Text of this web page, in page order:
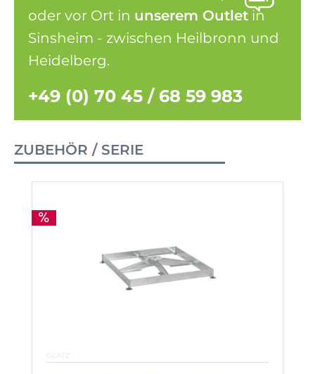
oder vor Ort in unserem Outlet in
Sinsheim - zwischen Heilbronn und
Heidelberg.
+49 (0) 70 45 / 68 59 983
ZUBEHÖR / SERIE
GLATZ